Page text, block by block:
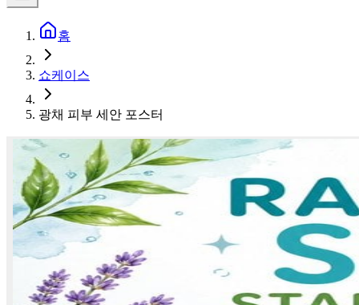
홈
쇼케이스
광채 피부 세안 포스터